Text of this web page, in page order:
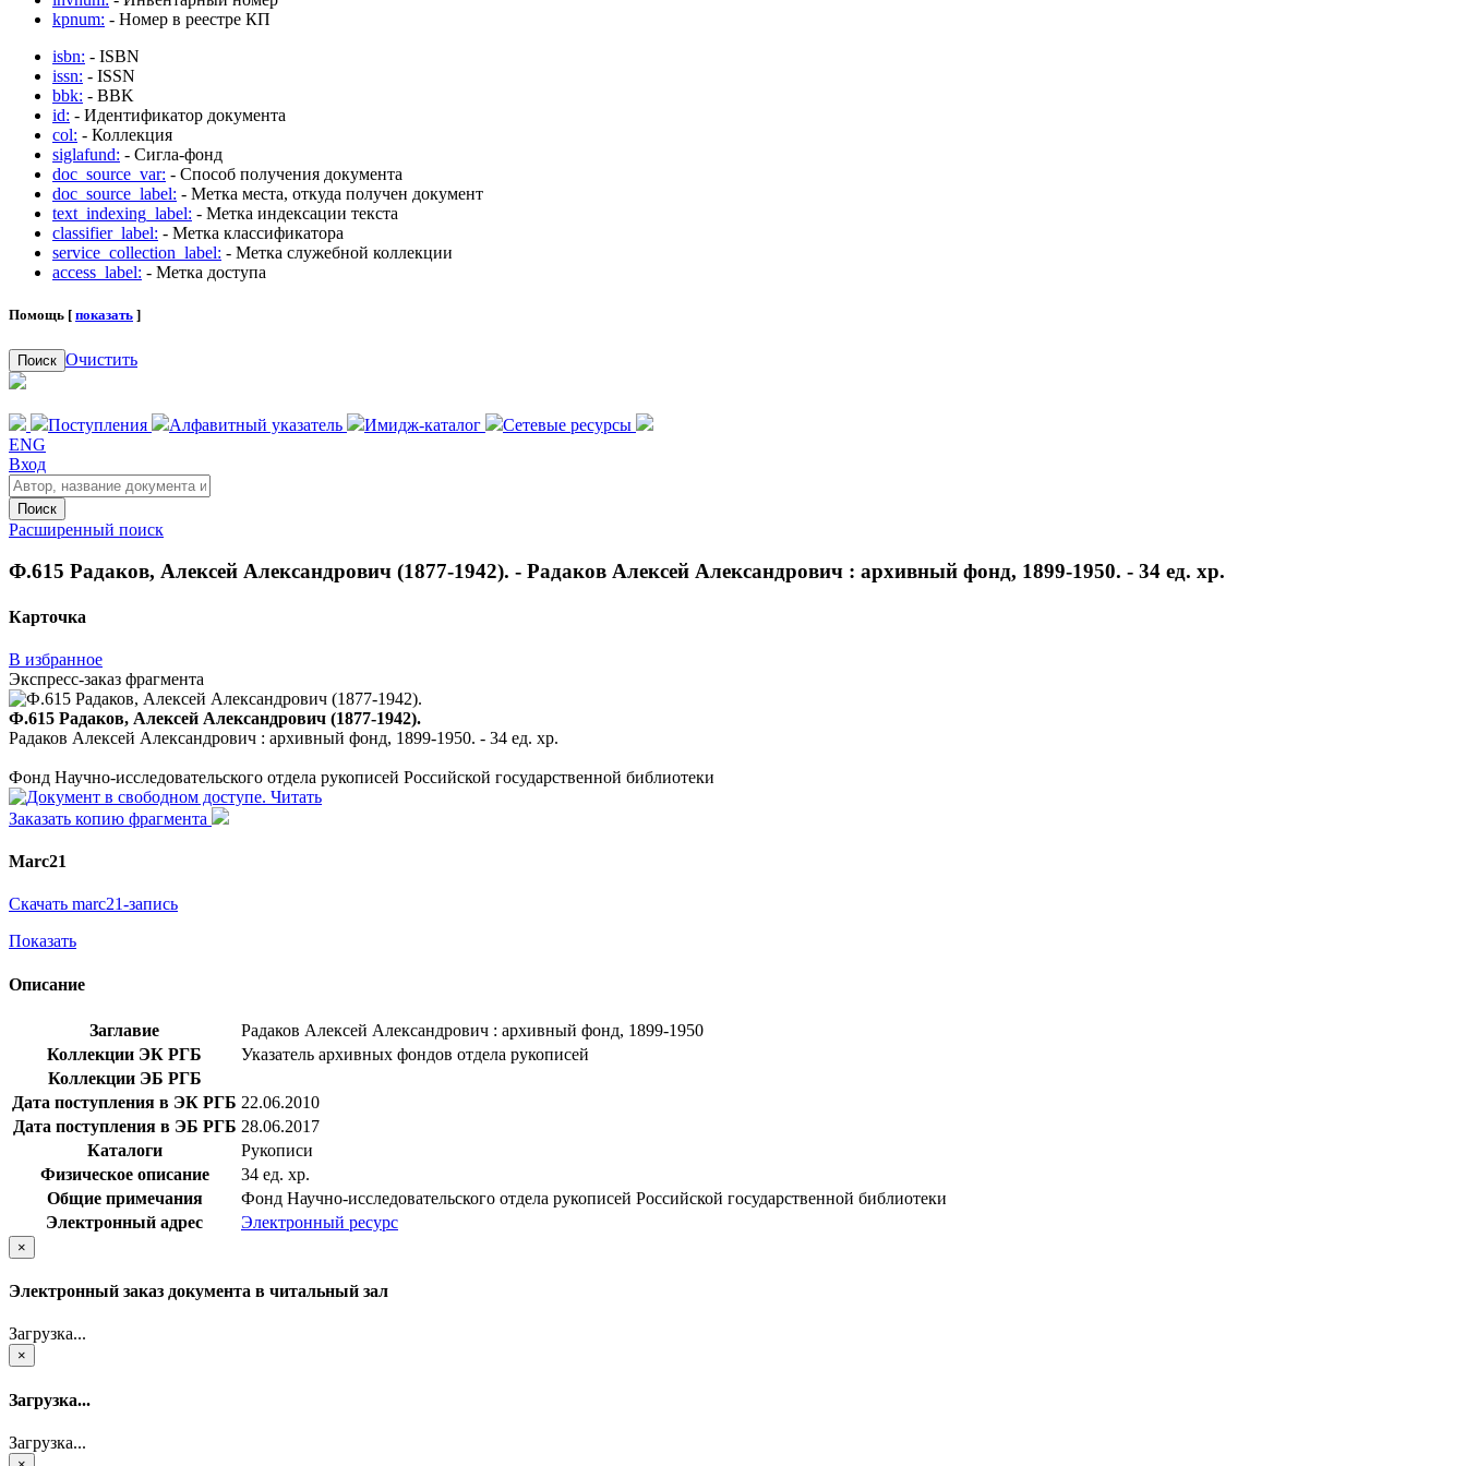
kpnum: - Номер в реестре КП
isbn: - ISBN
issn: - ISSN
bbk: - BBK
id: - Идентификатор документа
col: - Коллекция
siglafund: - Сигла-фонд
doc_source_var: - Способ получения документа
doc_source_label: - Метка места, откуда получен документ
text_indexing_label: - Метка индексации текста
classifier_label: - Метка классификатора
service_collection_label: - Метка служебной коллекции
access_label: - Метка доступа
Помощь [ показать ]
Поиск Очистить
Поступления Алфавитный указатель Имидж-каталог
Сетевые ресурсы
ENG
Вход
Поиск
Расширенный поиск
Ф.615 Радаков, Алексей Александрович (1877-1942). - Радаков Алексей Александрович : архивный фонд, 1899-1950. - 34 ед. хр.
Карточка
В избранное
Экспресс-заказ фрагмента
Ф.615 Радаков, Алексей Александрович (1877-1942).
Радаков Алексей Александрович : архивный фонд, 1899-1950. - 34 ед. хр.
Фонд Научно-исследовательского отдела рукописей Российской государственной библиотеки
Читать
Заказать копию фрагмента
Marc21
Скачать marc21-запись
Показать
Описание
Заглавие
Радаков Алексей Александрович : архивный фонд, 1899-1950
Коллекции ЭК РГБ
Указатель архивных фондов отдела рукописей
Коллекции ЭБ РГБ
Дата поступления в ЭК РГБ 22.06.2010
Дата поступления в ЭБ РГБ 28.06.2017
Каталоги
Рукописи
Физическое описание
34 ед. хр.
Общие примечания
Фонд Научно-исследовательского отдела рукописей Российской государственной библиотеки
Электронный адрес
Электронный ресурс
×
Электронный заказ документа в читальный зал
Загрузка...
×
Загрузка...
Загрузка...